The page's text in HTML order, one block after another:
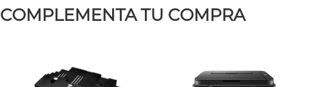
COMPLEMENTA TU COMPRA